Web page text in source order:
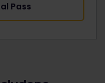
Pass